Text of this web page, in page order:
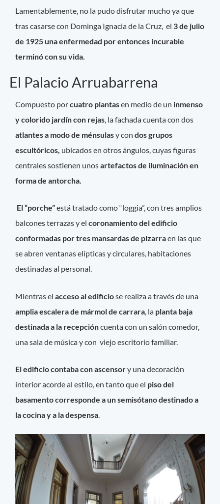
Lamentablemente, no la pudo disfrutar mucho ya que
tras casarse con Dominga Ignacia de la Cruz, el 3 de julio
de 1925 una enfermedad por entonces incurable
terminó con su vida.
El Palacio Arruabarrena
Compuesto porcuatro plantasen medio de un inmenso
y colorido jardín con rejas, la fachada cuenta con dos
atlantes a modo de ménsulasy condos grupos
escultóricos, ubicados en otros ángulos, cuyas figuras
centrales sostienen unosartefactos de iluminación en
forma de antorcha.
El “porche”está tratado como “loggia”, con tres amplios
balcones terrazas y elcoronamiento del edificio
conformadas por tres mansardas de pizarraen las que
se abren ventanas elípticas y circulares, habitaciones
destinadas al personal.
Mientras elacceso al edificiose realiza a través de una
amplia escalera de mármol de carrara , la planta baja
destinada a la recepcióncuenta con un salón comedor,
una sala de música y con viejo escritorio familiar.
El edificio contaba con ascensory una decoración
interior acorde al estilo, en tanto que el piso del
basamento corresponde a un semisótano destinado a
la cocina y a la despensa